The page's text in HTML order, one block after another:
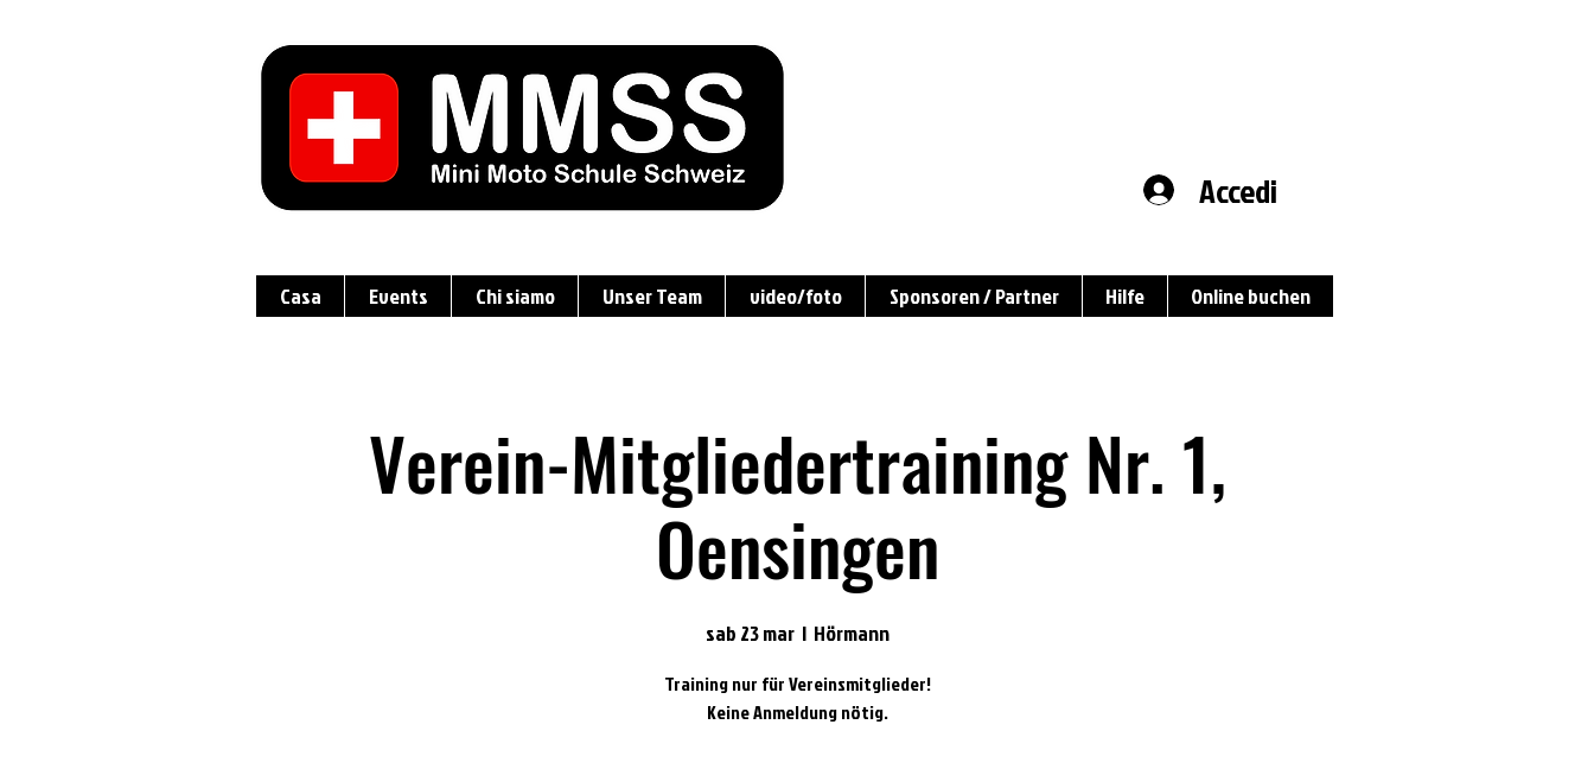
Accedi
Casa Events Chi siamo Unser Team video/foto Sponsoren / Partner Hilfe Online buchen
Verein-Mitgliedertraining Nr. 1,
Oensingen
sab 23 mar
  |
Hörmann
Training nur für Vereinsmitglieder!
Keine Anmeldung nötig.